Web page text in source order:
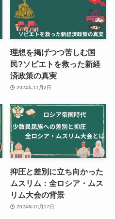
理想を掲げつつ苦しむ国
民?ソビエトを救った新経
済政策の真実
2024年11月2日
抑圧と差別に立ち向かった
ムスリム：全ロシア・ムス
リム大会の背景
2024年10月17日